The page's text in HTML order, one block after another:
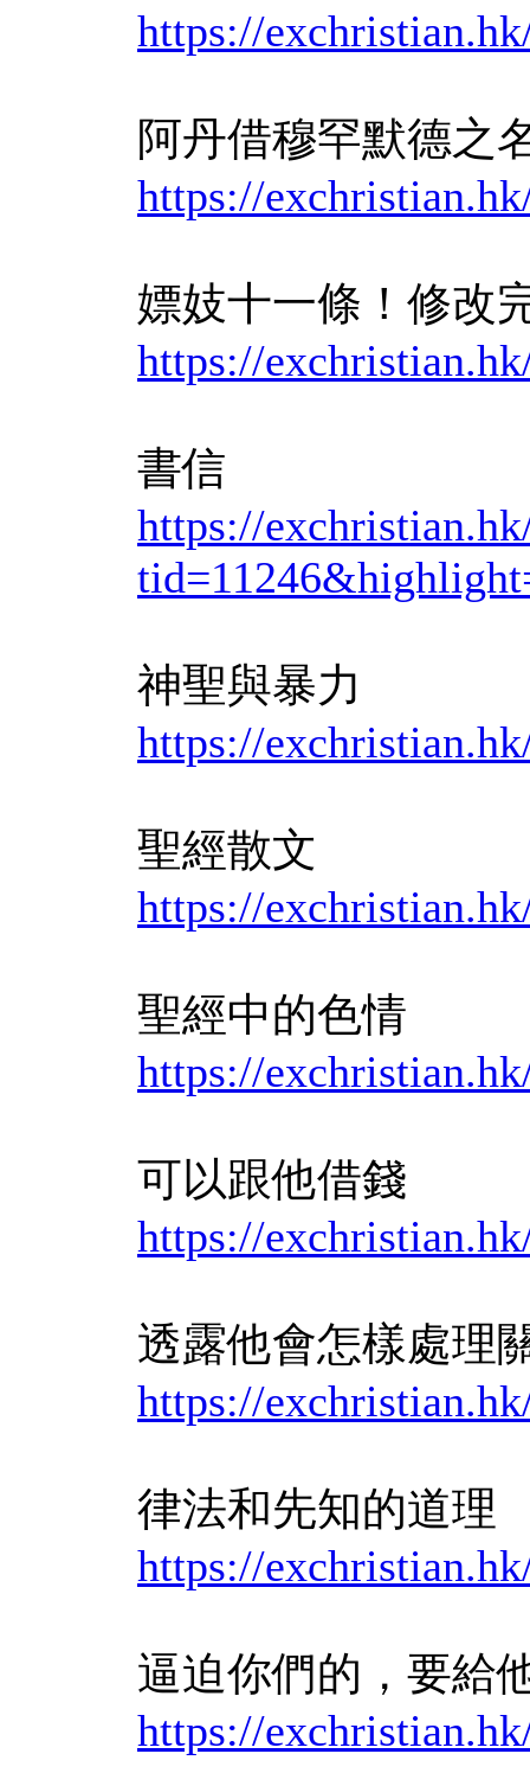
https://
阿丹借穆罕默德之
https://
嫖妓十一條！修改
https://
書信
https://
神聖與暴力
https://
聖經散文
https://
聖經中的色情
https://
可以跟他借錢
https://
透露他會怎樣處理
https://
律法和先知的道理
https://
逼迫你們的，要給
https://